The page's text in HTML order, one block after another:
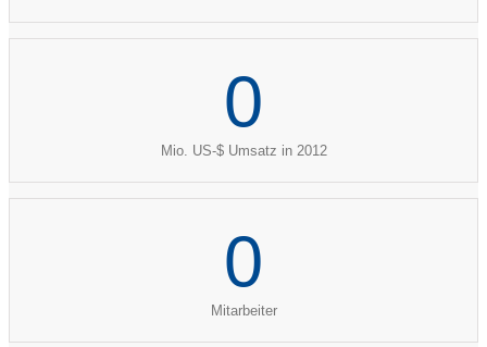
0
Mio. US-$ Umsatz in 2012
0
Mitarbeiter